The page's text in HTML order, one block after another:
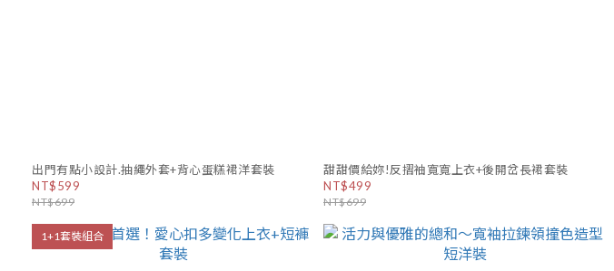
出門有點小設計.抽繩外套+背心蛋糕裙洋套裝
NT$599
NT$699
甜甜價給妳!反摺袖寬寬上衣+後開岔長裙套裝
NT$499
NT$699
1+1套裝組合